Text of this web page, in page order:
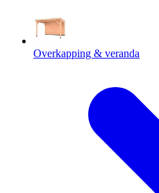
Overkapping & veranda